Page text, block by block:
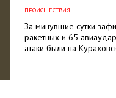
ПРОИСШЕСТВИЯ
За минувшие сутки
ракетных и 65
атаки были на